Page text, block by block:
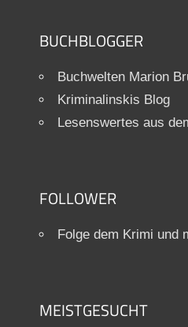
BUCHBLOGGER
Buchwelten Marion
Kriminalinskis Blog
Lesenswertes aus
FOLLOWER
Folge dem Krimi und
MEISTGESUCHT